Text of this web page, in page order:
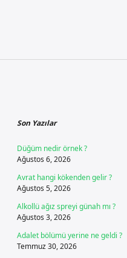
Son Yazılar
Düğüm nedir örnek ?
Ağustos 6, 2026
Avrat hangi kökenden gelir ?
Ağustos 5, 2026
Alkollü ağız spreyi günah mı ?
Ağustos 3, 2026
Adalet bölümü yerine ne geldi ?
Temmuz 30, 2026